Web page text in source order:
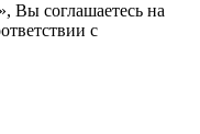
Вы соглашаетесь на
с